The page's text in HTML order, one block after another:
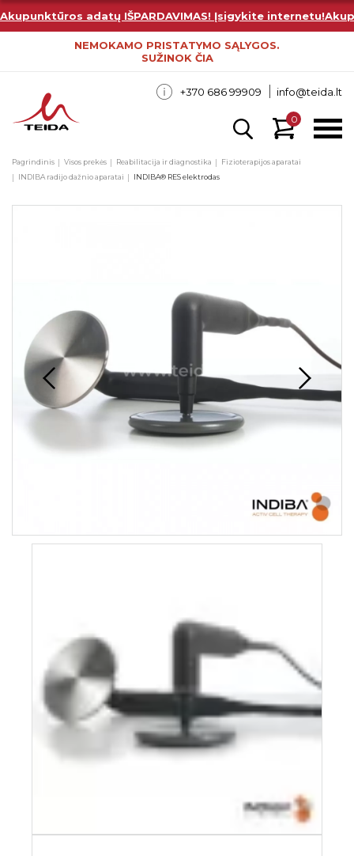
Akupunktūros adatų IŠPARDAVIMAS! Įsigykite internetu!
NEMOKAMO PRISTATYMO SĄLYGOS.
SUŽINOK ČIA
0
+370 686 99909 info@teida.lt
Pagrindinis Visos prekės Reabilitacija ir diagnostika
Fizioterapijos aparatai
INDIBA radijo dažnio aparatai
INDIBA® RES elektrodas